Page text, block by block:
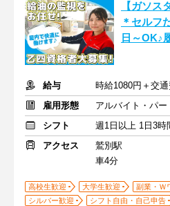
【ガソス
＊セルフ
日～OK♪
給与
時給1080円＋交
雇用形態
アルバイト・パー
シフト
週1日以上 1日3時
アクセス
鷲別駅
車4分
高校生歓迎 大学生歓迎
副業・Ｗ
シルバー歓迎
シフト自由・自己申告